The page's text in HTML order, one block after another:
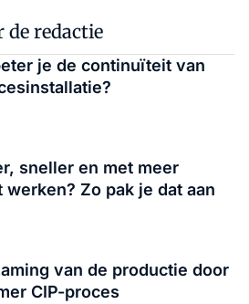
de redactie
je de continuïteit van
sneller en met meer
Zo pak je dat aan
van de productie door
CIP-proces